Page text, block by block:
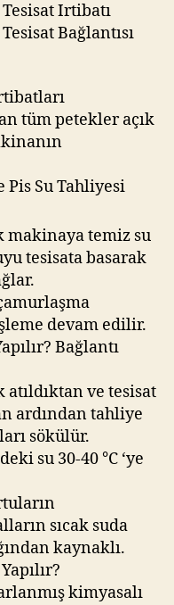
Irtibatı
Tesisat Bağlantısı
tüm petekler açık
Pis Su Tahliyesi
makinaya temiz su
tesisata basarak
devam edilir.
Bağlantı
ve tesisat
ardından tahliye
sökülür.
su 30-40 °C ‘ye
sıcak suda
kaynaklı.
kimyasalı